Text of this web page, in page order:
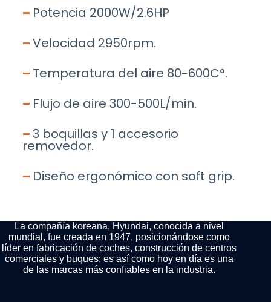
– Potencia 2000W/2.6HP
–Velocidad 2950rpm.
– Temperatura del aire 80-600C°.
– Flujo de aire 300-500L/min.
–3 boquillas y 1 accesorio
removedor.
– Diseño ergonómico con soft grip.
La compañía koreana, Hyundai, conocida a nivel
mundial, fue creada en 1947, posicionándose como
líder en fabricación de coches, construcción de centros
comerciales y buques; es así como hoy en día es una
de las marcas más confiables en la industria.